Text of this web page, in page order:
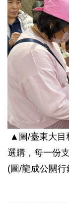
▲圖/臺東大目
選購，每一份
(圖/龍成公關